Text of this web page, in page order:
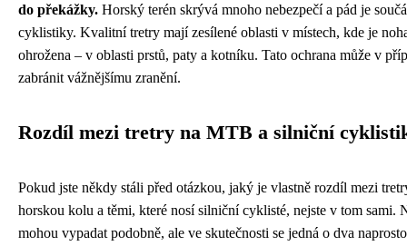
do překážky. Horský terén skrývá mnoho nebezpečí a pád je
cyklistiky. Kvalitní tretry mají zesílené oblasti v místech, kde je
ohrožena – v oblasti prstů, paty a kotníku. Tato ochrana může v
zabránit vážnějšímu zranění.
Rozdíl mezi tretry na MTB a silniční
Pokud jste někdy stáli před otázkou, jaký je vlastně rozdíl mezi
horskou kolu a těmi, které nosí silniční cyklisté, nejste v tom sami.
mohou vypadat podobně, ale ve skutečnosti se jedná o dva